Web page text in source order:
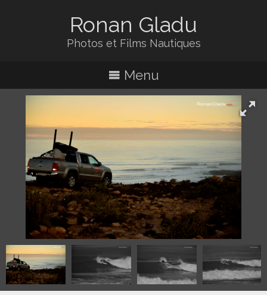
Ronan Gladu
Photos et Films Nautiques
Menu